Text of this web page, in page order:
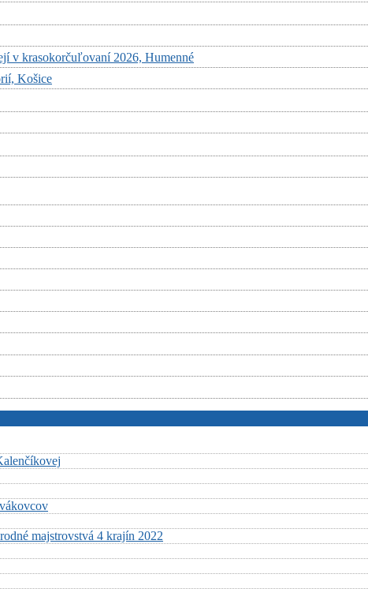
v krasokorčuľovaní 2026, Humenné
Košice
majstrovstvá 4 krajín 2022